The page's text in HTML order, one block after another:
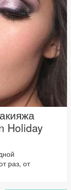
Holiday
раз, от